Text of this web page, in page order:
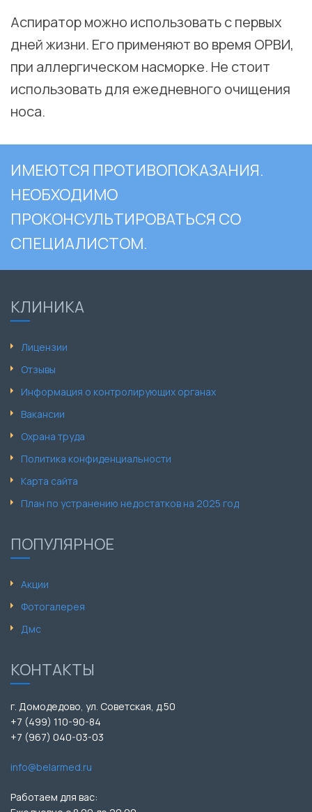
Аспиратор можно использовать с первых
дней жизни. Его применяют во время ОРВИ,
при аллергическом насморке. Не стоит
использовать для ежедневного очищения
носа.
ИМЕЮТСЯ ПРОТИВОПОКАЗАНИЯ.
НЕОБХОДИМО
ПРОКОНСУЛЬТИРОВАТЬСЯ СО
СПЕЦИАЛИСТОМ.
КЛИНИКА
Лицензии
Отзывы
Информация о контролирующих органах
Вакансии
Охрана труда
Политика конфиденциальности
Карта сайта
План по устранению недостатков на 2025 год
ПОПУЛЯРНОЕ
Акции
Фотогалерея
Дмс
КОНТАКТЫ
г. Домодедово, ул. Советская, д.50
+7 (499) 110-90-84
+7 (967) 040-03-03
info@belarmed.ru
Работаем для вас: